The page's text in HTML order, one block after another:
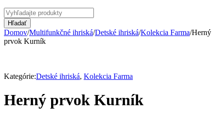
Domov/Multifunkčné ihriská/Detské ihriská/Kolekcia Farma/Herný
prvok Kurník
Kategórie:Detské ihriská, Kolekcia Farma
Herný prvok Kurník